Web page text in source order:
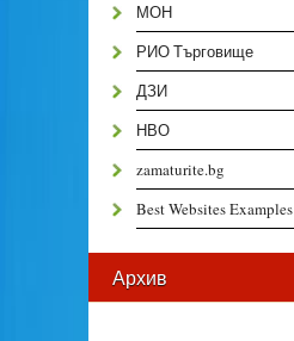
МОН
РИО Търговище
ДЗИ
НВО
zamaturite.bg
Best Websites Examples
Архив